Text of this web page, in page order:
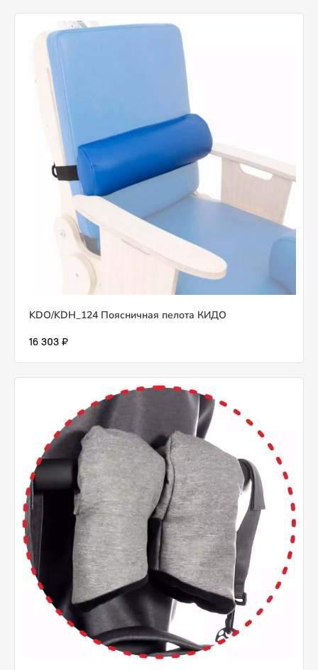
KDO/KDH_124 Поясничная пелота КИДО
16 303 ₽